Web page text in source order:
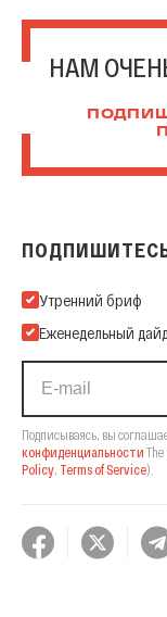
НАМ
Подпишитесь на
Утренний бриф
Еженедельный
Подписываясь, вы
конфиденциальности The
Policy, Terms of Service).